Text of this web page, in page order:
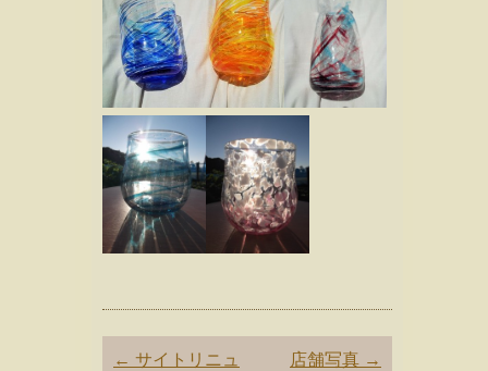
Post
← サイトリニュ
店舗写真 →